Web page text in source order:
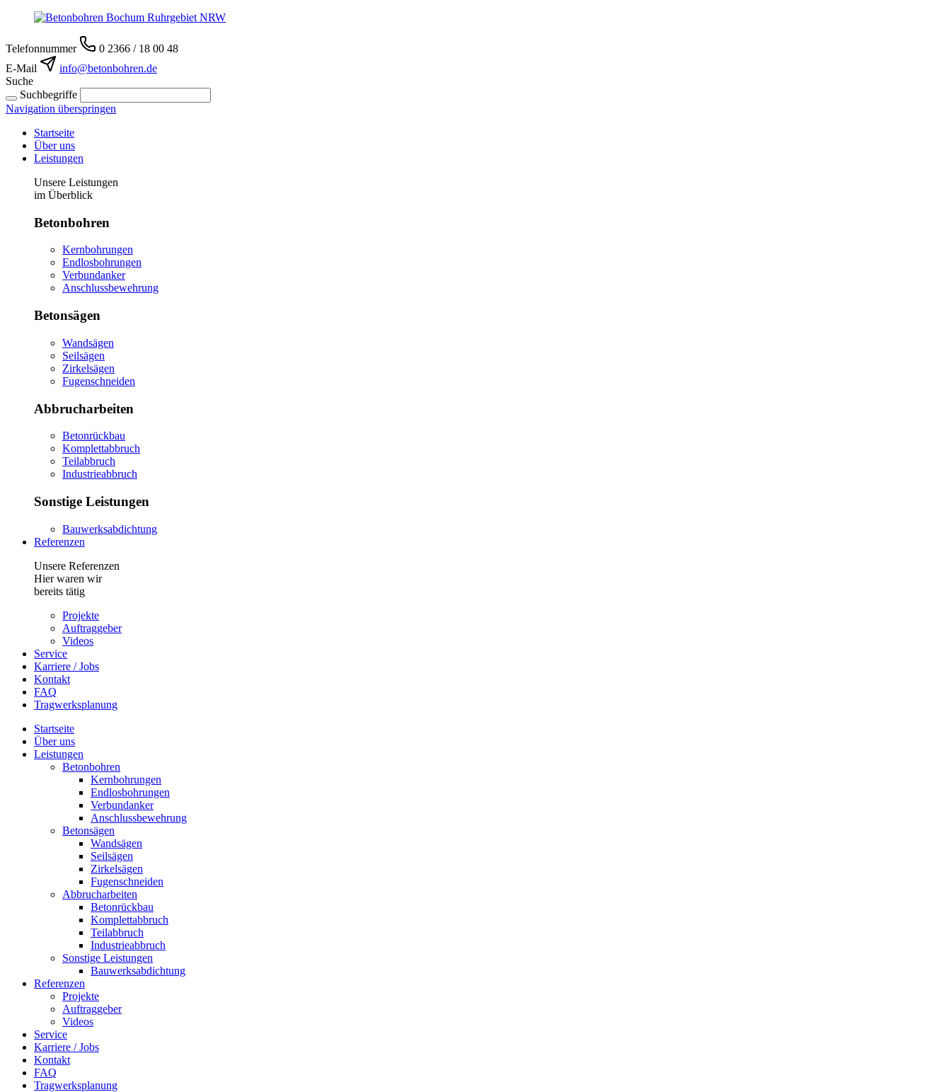
Telefonnummer
0 2366 / 18 00 48
E-Mail
info@betonbohren.de
Suche
Suchbegriffe
Navigation überspringen
Startseite
Über uns
Leistungen
Unsere Leistungen
im Überblick
Betonbohren
Kernbohrungen
Endlosbohrungen
Verbundanker
Anschlussbewehrung
Betonsägen
Wandsägen
Seilsägen
Zirkelsägen
Fugenschneiden
Abbrucharbeiten
Betonrückbau
Komplettabbruch
Teilabbruch
Industrieabbruch
Sonstige Leistungen
Bauwerksabdichtung
Referenzen
Unsere Referenzen
Hier waren wir
bereits tätig
Projekte
Auftraggeber
Videos
Service
Karriere / Jobs
Kontakt
FAQ
Tragwerksplanung
Startseite
Über uns
Leistungen
Betonbohren
Kernbohrungen
Endlosbohrungen
Verbundanker
Anschlussbewehrung
Betonsägen
Wandsägen
Seilsägen
Zirkelsägen
Fugenschneiden
Abbrucharbeiten
Betonrückbau
Komplettabbruch
Teilabbruch
Industrieabbruch
Sonstige Leistungen
Bauwerksabdichtung
Referenzen
Projekte
Auftraggeber
Videos
Service
Karriere / Jobs
Kontakt
FAQ
Tragwerksplanung